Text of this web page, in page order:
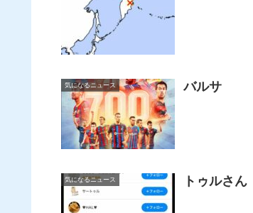
気になるニュース バルサ
気になるニュース トゥルさん